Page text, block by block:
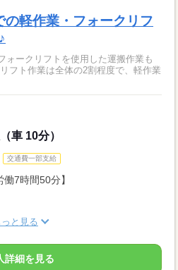
軽作業・フォークリフ
ォークリフトを使用した運搬作業も
フト作業は全体の2割程度で、軽作業
車 10分）
交通費一部支給
7時間50分】
っと見る
詳細を見る